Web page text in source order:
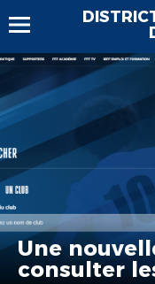
Une
consulter